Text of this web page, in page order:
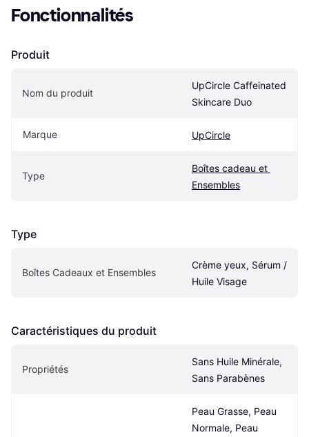
Fonctionnalités
Produit
Nom du produit
UpCircle Caffeinated
Skincare Duo
Marque UpCircle
Type
Boîtes cadeau et
Ensembles
Type
Boîtes Cadeaux et Ensembles
Crème yeux, Sérum /
Huile Visage
Caractéristiques du produit
Propriétés
Sans Huile Minérale,
Sans Parabènes
Peau Grasse, Peau
Normale, Peau